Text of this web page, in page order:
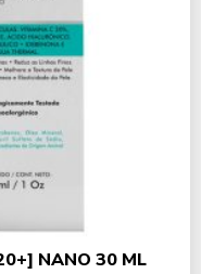
NANO 30 ML